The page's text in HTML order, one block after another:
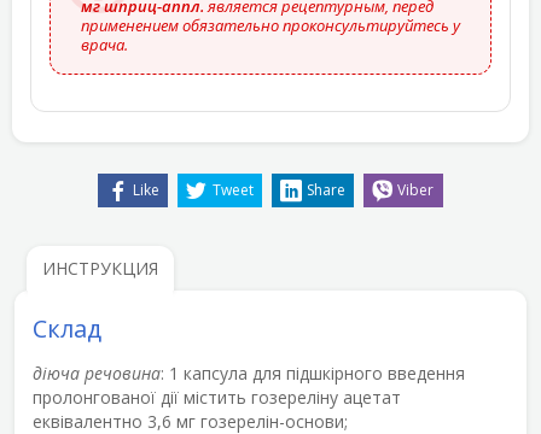
мг шприц-аппл.является рецептурным, перед
применением обязательно проконсультируйтесь у
врача.
Like Tweet Share Viber
ИНСТРУКЦИЯ
Склад
діюча речовина: 1 капсула для підшкірного введення
пролонгованої дії містить гозереліну ацетат
еквівалентно 3,6 мг гозерелін-основи;